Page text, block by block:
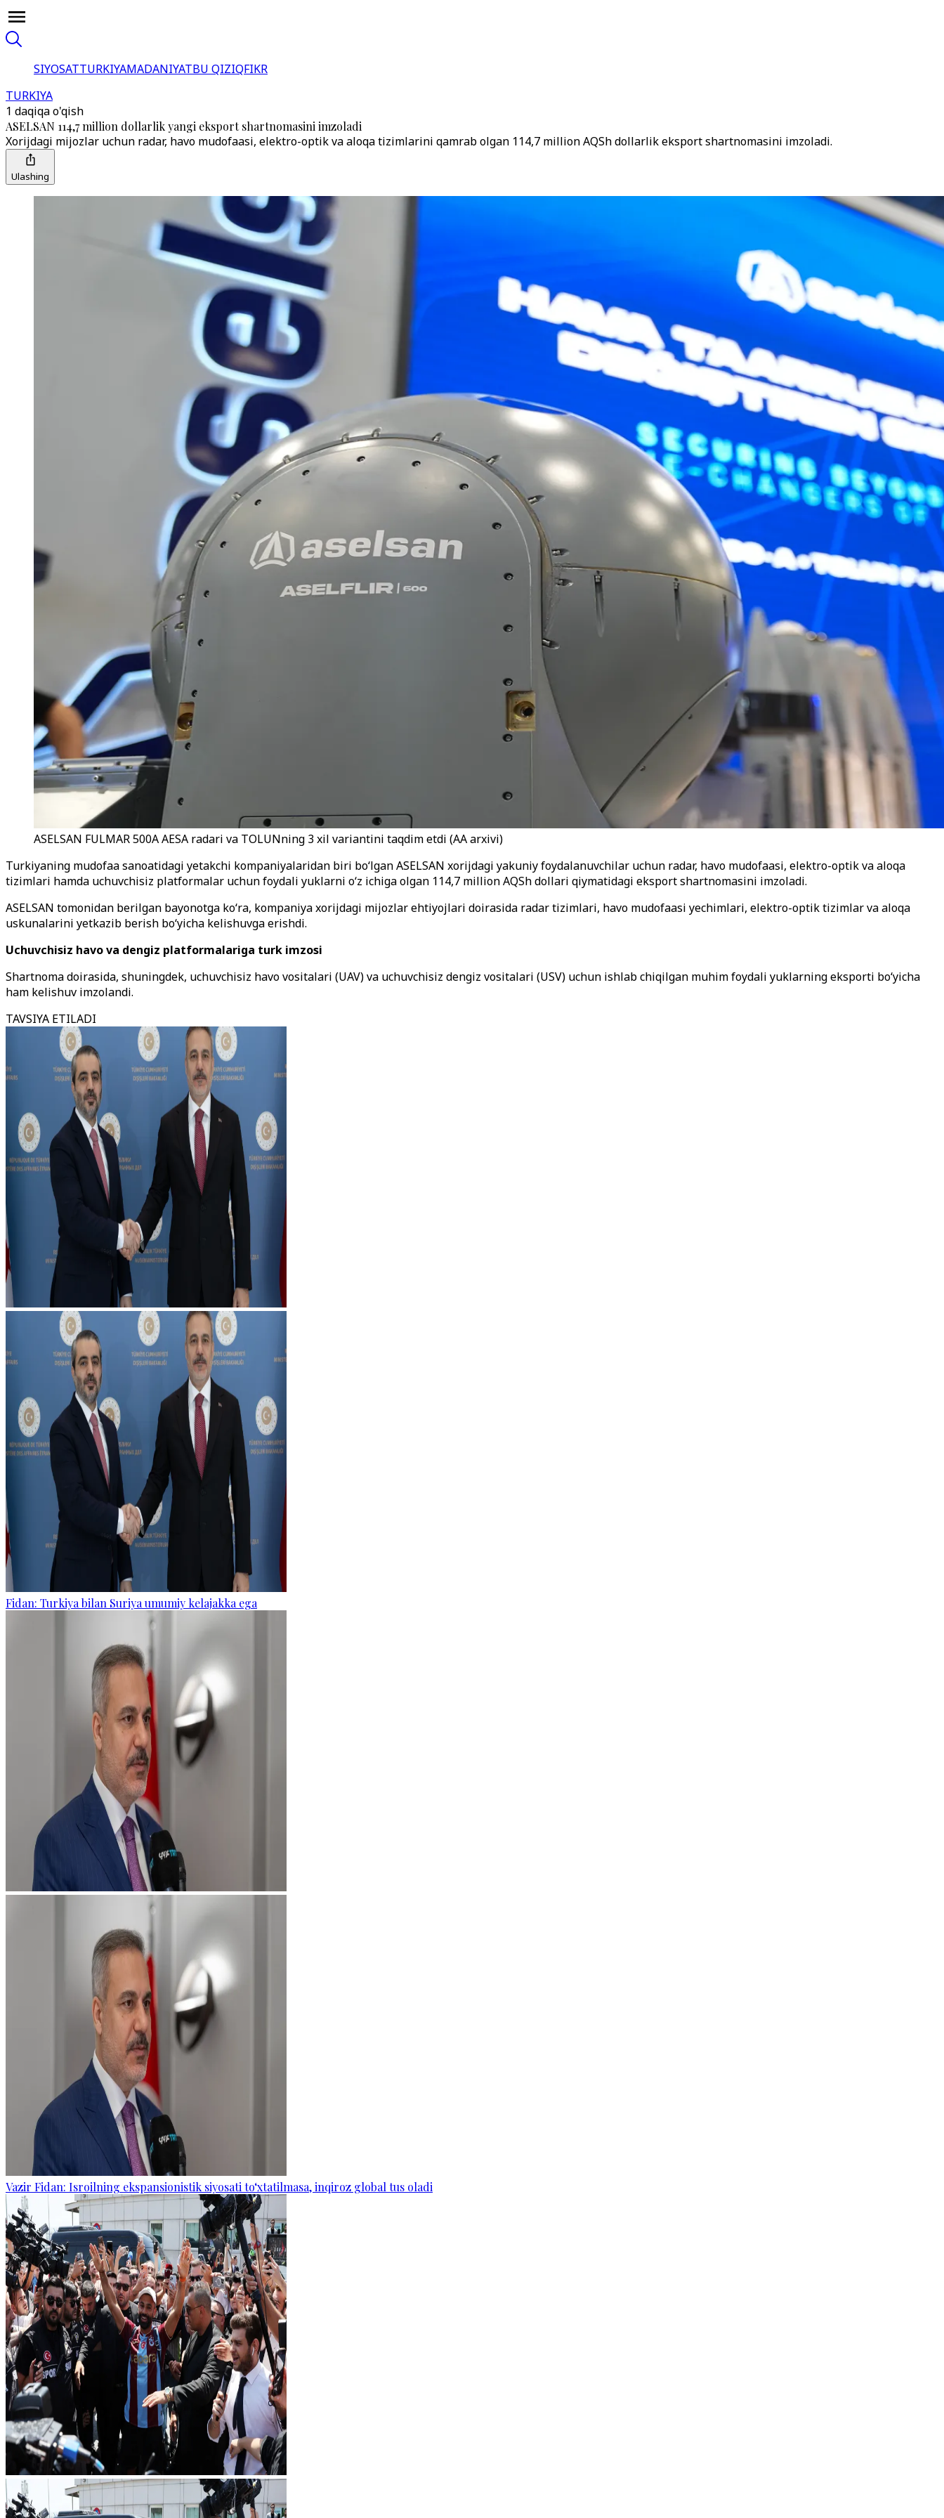
SIYOSATTURKIYAMADANIYATBU QIZIQFIKR
TURKIYA
1 daqiqa o'qish
ASELSAN 114,7 million dollarlik yangi eksport shartnomasini imzoladi
Xorijdagi mijozlar uchun radar, havo mudofaasi, elektro-optik va aloqa tizimlarini qamrab olgan 114,7 million AQSh dollarlik eksport shartnomasini imzoladi.
Ulashing
ASELSAN FULMAR 500A AESA radari va TOLUNning 3 xil variantini taqdim etdi (AA arxivi)
Turkiyaning mudofaa sanoatidagi yetakchi kompaniyalaridan biri bo‘lgan ASELSAN xorijdagi yakuniy foydalanuvchilar uchun radar, havo mudofaasi, elektro-optik va aloqa
tizimlari hamda uchuvchisiz platformalar uchun foydali yuklarni o‘z ichiga olgan 114,7 million AQSh dollari qiymatidagi eksport shartnomasini imzoladi.
ASELSAN tomonidan berilgan bayonotga ko‘ra, kompaniya xorijdagi mijozlar ehtiyojlari doirasida radar tizimlari, havo mudofaasi yechimlari, elektro-optik tizimlar va aloqa
uskunalarini yetkazib berish bo‘yicha kelishuvga erishdi.
Uchuvchisiz havo va dengiz platformalariga turk imzosi
Shartnoma doirasida, shuningdek, uchuvchisiz havo vositalari (UAV) va uchuvchisiz dengiz vositalari (USV) uchun ishlab chiqilgan muhim foydali yuklarning eksporti bo‘yicha
ham kelishuv imzolandi.
TAVSIYA ETILADI
Fidan: Turkiya bilan Suriya umumiy kelajakka ega
Vazir Fidan: Isroilning ekspansionistik siyosati to‘xtatilmasa, inqiroz global tus oladi